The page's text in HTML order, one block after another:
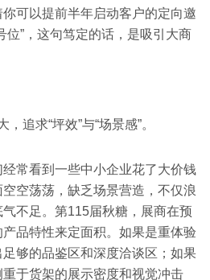
可以提前半年启动客户的定向邀
”，这句笃定的话，是吸引大商
追求“坪效”与“场景感”。
常看到一些中小企业花了大价钱
空荡荡，缺乏场景营造，不仅浪
不足。第115届秋糖，展商在预
品特性来定面积。如果是重体验
够的品鉴区和深度洽谈区；如果
于货架的展示密度和视觉冲击